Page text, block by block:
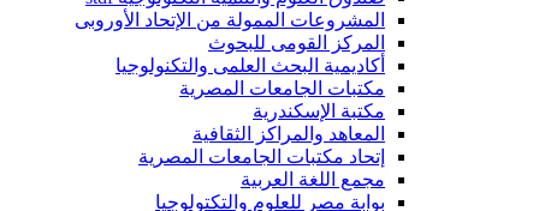
المشروعات الممولة من الإتحاد الأوروبى
المركز القومى للبحوث
أكاديمية البحث العلمى والتكنولوجيا
مكتبات الجامعات المصرية
مكتبة الإسكندرية
المعاهد والمراكز الثقافية
إتحاد مكتبات الجامعات المصرية
مجمع اللغة العربية
بوابة مصر للعلوم والتكتولوجيا